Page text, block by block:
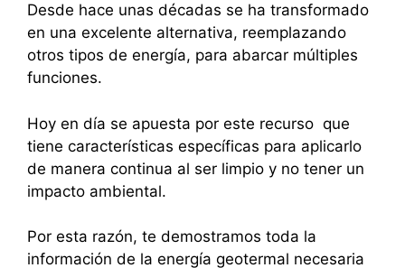
Desde hace unas décadas se ha transformado
en una excelente alternativa, reemplazando
otros tipos de energía, para abarcar múltiples
funciones.
Hoy en día se apuesta por este recurso que
tiene características específicas para aplicarlo
de manera continua al ser limpio y no tener un
impacto ambiental.
Por esta razón, te demostramos toda la
información de la energía geotermal necesaria